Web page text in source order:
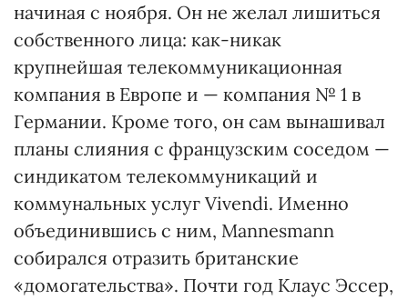
начиная с ноября. Он не желал лишиться
собственного лица: как-никак
крупнейшая телекоммуникационная
компания в Европе и — компания № 1 в
Германии. Кроме того, он сам вынашивал
планы слияния с французским соседом —
синдикатом телекоммуникаций и
коммунальных услуг Vivendi. Именно
объединившись с ним, Маnnesmann
собирался отразить британские
«домогательства». Почти год Клаус Эссер,